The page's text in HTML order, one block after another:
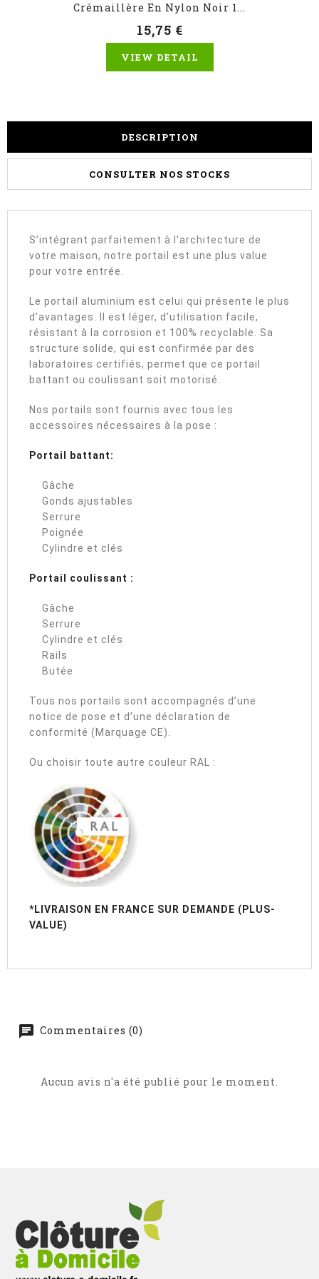
Crémaillère En Nylon Noir 1...
15,75 €
VIEW DETAIL
DESCRIPTION
CONSULTER NOS STOCKS
S’intégrant parfaitement à l’architecture de
votre maison, notre portail est une plus value
pour votre entrée.
Le portail aluminium est celui qui présente le plus
d’avantages. Il est léger, d’utilisation facile,
résistant à la corrosion et 100% recyclable. Sa
structure solide, qui est confirmée par des
laboratoires certifiés, permet que ce portail
battant ou coulissant soit motorisé.
Nos portails sont fournis avec tous les
accessoires nécessaires à la pose :
Portail battant:
Gâche
Gonds ajustables
Serrure
Poignée
Cylindre et clés
Portail coulissant :
Gâche
Serrure
Cylindre et clés
Rails
Butée
Tous nos portails sont accompagnés d’une
notice de pose et d’une déclaration de
conformité (Marquage CE).
Ou choisir toute autre couleur RAL :
*LIVRAISON EN FRANCE SUR DEMANDE (PLUS-
VALUE)
Commentaires (0)
Aucun avis n'a été publié pour le moment.